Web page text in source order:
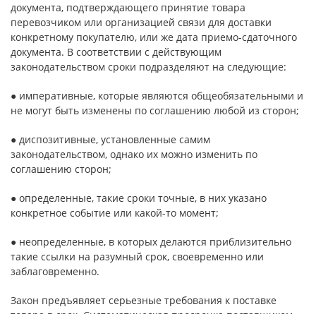
документа, подтверждающего принятие товара
перевозчиком или организацией связи для доставки
конкретному покупателю, или же дата приемо-сдаточного
документа. В соответствии с действующим
законодательством сроки подразделяют на следующие:
● императивные, которые являются общеобязательными и
не могут быть изменены по соглашению любой из сторон;
● диспозитивные, установленные самим
законодательством, однако их можно изменить по
соглашению сторон;
● определенные, такие сроки точные, в них указано
конкретное событие или какой-то момент;
● неопределенные, в которых делаются приблизительно
такие ссылки на разумный срок, своевременно или
заблаговременно.
Закон предъявляет серьезные требования к поставке